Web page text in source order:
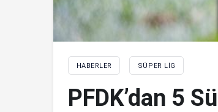
HABERLER SÜPER LIG
PFDK’dan 5